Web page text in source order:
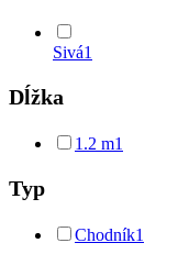
Sivá1
Dĺžka
1.2 m1
Typ
Chodník1